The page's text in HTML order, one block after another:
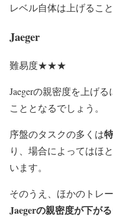
レベル自体は上げるこ
Jaeger
難易度★★★
Jaegerの親密度を上げ
こととなるでしょう。
序盤のタスクの多くは
り、場合によってはほ
います。
そのうえ、ほかのトレ
Jaegerの親密度が下が